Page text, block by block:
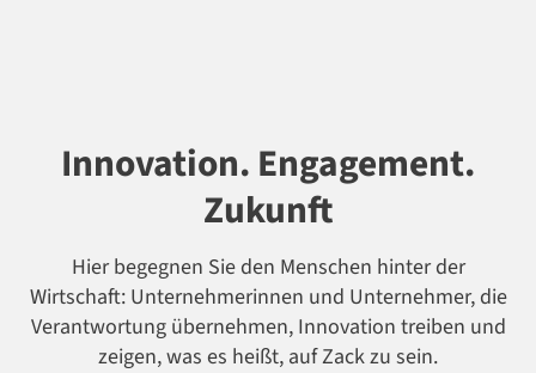
Innovation. Engagement.
Zukunft
Hier begegnen Sie den Menschen hinter der
Wirtschaft: Unternehmerinnen und Unternehmer, die
Verantwortung übernehmen, Innovation treiben und
zeigen, was es heißt, auf Zack zu sein.